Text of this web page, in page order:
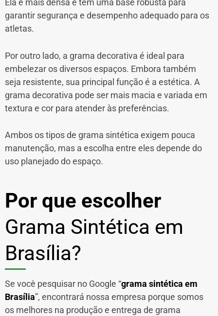
Ela é mais densa e tem uma base robusta para
garantir segurança e desempenho adequado para os
atletas.
Por outro lado, a grama decorativa é ideal para
embelezar os diversos espaços. Embora também
seja resistente, sua principal função é a estética. A
grama decorativa pode ser mais macia e variada em
textura e cor para atender às preferências.
Ambos os tipos de grama sintética exigem pouca
manutenção, mas a escolha entre eles depende do
uso planejado do espaço.
Por que escolher
Grama Sintética em
Brasília?
Se você pesquisar no Google “grama sintética em
Brasília”, encontrará nossa empresa porque somos
os melhores na produção e entrega de grama